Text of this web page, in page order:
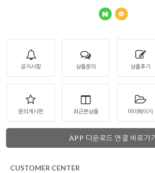
공지사항 상품문의 상품후기
문의게시판 최근본상품 마이페이지
APP 다운로드 연결 바로가기
CUSTOMER CENTER